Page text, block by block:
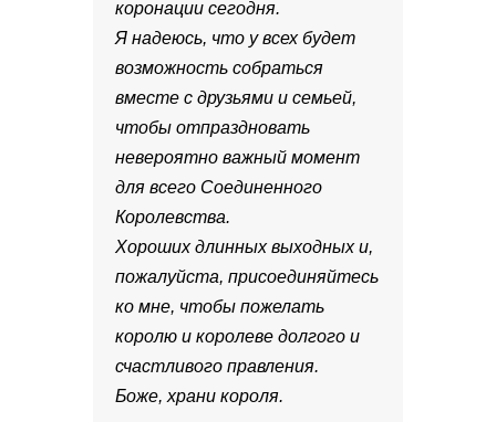
коронации сегодня.
Я надеюсь, что у всех будет
возможность собраться
вместе с друзьями и семьей,
чтобы отпраздновать
невероятно важный момент
для всего Соединенного
Королевства.
Хороших длинных выходных и,
пожалуйста, присоединяйтесь
ко мне, чтобы пожелать
королю и королеве долгого и
счастливого правления.
Боже, храни короля.